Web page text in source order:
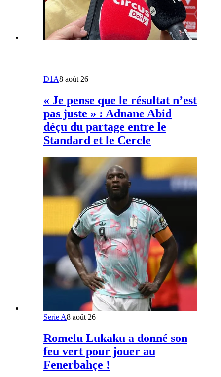
D1A8 août 26
« Je pense que le résultat n’est
pas juste » : Adnane Abid
déçu du partage entre le
Standard et le Cercle
Serie A8 août 26
Romelu Lukaku a donné son
feu vert pour jouer au
Fenerbahçe !